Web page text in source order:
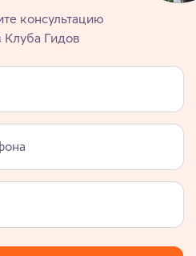
консультацию
Клуба Гидов